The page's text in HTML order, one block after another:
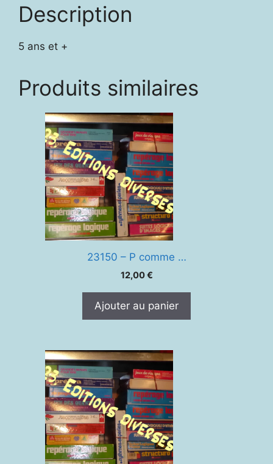
Description
5 ans et +
Produits similaires
23150 – P comme …
12,00€
Ajouter au panier